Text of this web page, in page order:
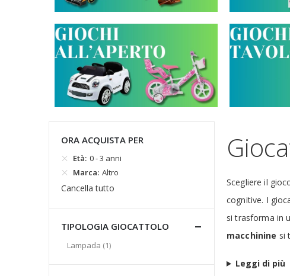
Scegliere il
cognitive. I
si trasforma in
macchinine si
Leggi di più
ORA ACQUISTA PER
Età 0 - 3 anni
Marca Altro
Cancella tutto
TIPOLOGIA GIOCATTOLO
Lampada 1
elemento